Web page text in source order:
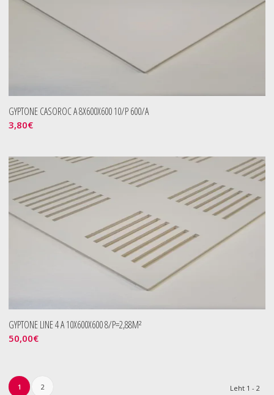
GYPTONE CASOROC A 8X600X600 10/P 600/A
3,80€
GYPTONE LINE 4 A 10X600X600 8/P=2,88M²
50,00€
Leht 1 - 2
1 2